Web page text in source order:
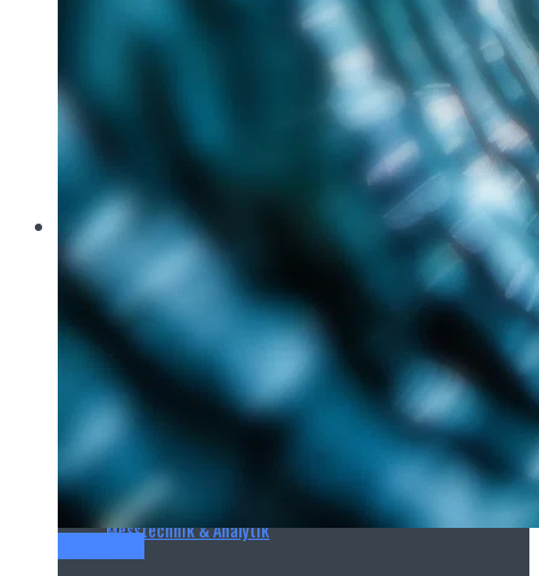
Brau Beviale
Hannover Messe
IFAT
E‑Mag
Wasseraufbereitung
Wasserbehandlung
Wasserinfrastruktur
Anlagen & Komponenten
Messtechnik & Analytik